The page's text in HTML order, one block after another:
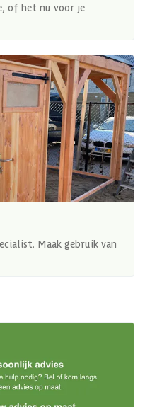
of het nu voor je
Maak gebruik van